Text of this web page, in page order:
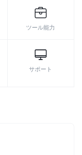
ツール能力
サポート